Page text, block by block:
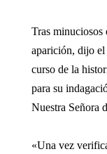
Tras minuciosos
aparición, dijo el
curso de la
para su
Nuestra Señora
«Una vez